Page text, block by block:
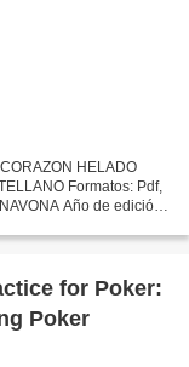
HELADO
Formatos: Pdf,
Año de edición:
for Poker:
Poker